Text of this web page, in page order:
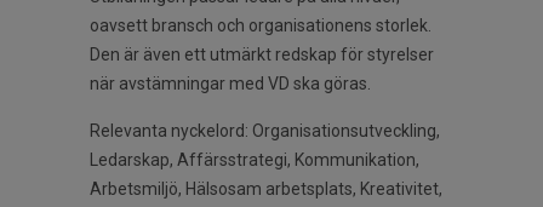
oavsett bransch och organisationens storlek.
Den är även ett utmärkt redskap för styrelser
när avstämningar med VD ska göras.
Relevanta nyckelord: Organisationsutveckling,
Ledarskap, Affärsstrategi, Kommunikation,
Arbetsmiljö, Hälsosam arbetsplats, Kreativitet,